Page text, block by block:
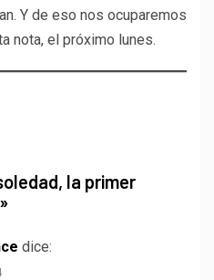
Y de eso nos ocuparemos
nota, el próximo lunes.
la primer
»
dice: